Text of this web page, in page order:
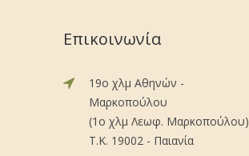
Επικοινωνία
19ο χλμ Αθηνών -
Μαρκοπούλου
(1ο χλμ Λεωφ. Μαρκοπούλου)
Τ.Κ. 19002 - Παιανία